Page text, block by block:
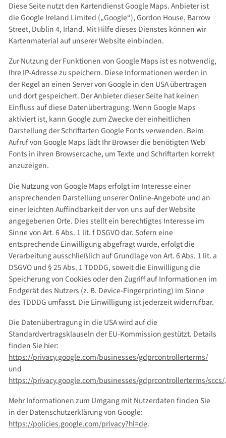
Diese Seite nutzt den Kartendienst Google Maps. Anbieter ist
die Google Ireland Limited („Google“), Gordon House, Barrow
Street, Dublin 4, Irland. Mit Hilfe dieses Dienstes können wir
Kartenmaterial auf unserer Website einbinden.
Zur Nutzung der Funktionen von Google Maps ist es notwendig,
Ihre IP-Adresse zu speichern. Diese Informationen werden in
der Regel an einen Server von Google in den USA übertragen
und dort gespeichert. Der Anbieter dieser Seite hat keinen
Einfluss auf diese Datenübertragung. Wenn Google Maps
aktiviert ist, kann Google zum Zwecke der einheitlichen
Darstellung der Schriftarten Google Fonts verwenden. Beim
Aufruf von Google Maps lädt Ihr Browser die benötigten Web
Fonts in ihren Browsercache, um Texte und Schriftarten korrekt
anzuzeigen.
Die Nutzung von Google Maps erfolgt im Interesse einer
ansprechenden Darstellung unserer Online-Angebote und an
einer leichten Auffindbarkeit der von uns auf der Website
angegebenen Orte. Dies stellt ein berechtigtes Interesse im
Sinne von Art. 6 Abs. 1 lit. f DSGVO dar. Sofern eine
entsprechende Einwilligung abgefragt wurde, erfolgt die
Verarbeitung ausschließlich auf Grundlage von Art. 6 Abs. 1 lit. a
DSGVO und § 25 Abs. 1 TDDDG, soweit die Einwilligung die
Speicherung von Cookies oder den Zugriff auf Informationen im
Endgerät des Nutzers (z. B. Device-Fingerprinting) im Sinne
des TDDDG umfasst. Die Einwilligung ist jederzeit widerrufbar.
Die Datenübertragung in die USA wird auf die
Standardvertragsklauseln der EU-Kommission gestützt. Details
finden Sie hier:
https://privacy.google.com/businesses/gdprcontrollerterms/
und
https://privacy.google.com/businesses/gdprcontrollerterms/sccs/
Mehr Informationen zum Umgang mit Nutzerdaten finden Sie
in der Datenschutzerklärung von Google:
https://policies.google.com/privacy?hl=de.